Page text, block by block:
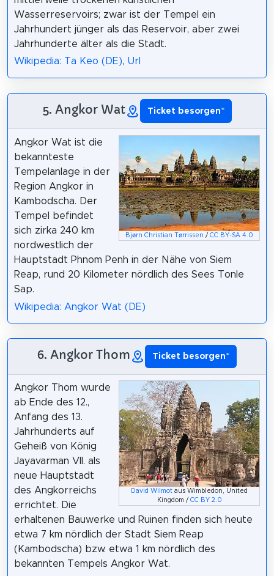
Wasserreservoirs; zwar ist der Tempel ein
Jahrhundert jünger als das Reservoir, aber zwei
Jahrhunderte älter als die Stadt.
Wikipedia: Ta Keo (DE), Url
5. Angkor Wat Ticket besorgen*
Bjørn Christian Tørrissen /CC BY-SA 4.0
Angkor Wat ist die
bekannteste
Tempelanlage in der
Region Angkor in
Kambodscha. Der
Tempel befindet
sich zirka 240 km
nordwestlich der
Hauptstadt Phnom Penh in der Nähe von Siem
Reap, rund 20 Kilometer nördlich des Sees Tonle
Sap.
Wikipedia: Angkor Wat (DE)
6. Angkor Thom Ticket besorgen*
David Wilmot aus Wimbledon, United
Kingdom / CC BY 2.0
Angkor Thom wurde
ab Ende des 12.,
Anfang des 13.
Jahrhunderts auf
Geheiß von König
Jayavarman VII. als
neue Hauptstadt
des Angkorreichs
errichtet. Die
erhaltenen Bauwerke und Ruinen finden sich heute
etwa 7 km nördlich der Stadt Siem Reap
(Kambodscha) bzw. etwa 1 km nördlich des
bekannten Tempels Angkor Wat.